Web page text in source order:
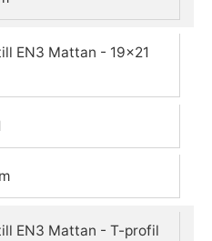
EN3 Mattan - 19x21
EN3 Mattan - T-profil